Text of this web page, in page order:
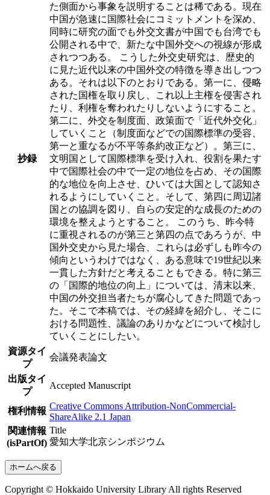
抄録
た側面から事象を説明することは稀である。現在
中国が急速に国際社会にコミットメントを深め、
同時に研究の面でも外交文書が中国でも台湾でも
公開される中で、新たな中国外交への視線が形成
されつつある。 こうした外交史研究は、歴史的
に見た近代以来の中国外交の特徴を導き出しつつ
ある。それは以下のとおりである。第一に、侵略
された国権を取り戻し、これ以上主権を侵害され
たり、利権を奪われたりしないようにすること。
第二に、外交を制度面、政策面で「近代外交化」
していくこと（制度面などでの国際標準の受容、
第一と重なるが不平等条約改正など）。第三に、
文明国として国際標準を受け入れ、役割を果たす
中で国際社会の中で一定の地位を占め、その国際
的な地位を向上させ、ひいては大国として認知さ
れるようにしていくこと。そして、第四に周辺諸
国との協調を図り、自らの安定的な成長のための
環境を整えようとすること。 このうち、昨今特
に重視されるのが第三と第四の点であろうが、中
国外交史から見た場合、これらは必ずしも昨今の
傾向というわけではなく、ある意味で19世紀以来
一貫した方針だと考えることもできる。特に第三
の「国際的地位の向上」については、清末以来、
中国の外交担当者たちが腐心してきた問題であっ
た。そこで本稿では、その経緯を紹介し、そこに
おける問題性、議論のありかなどについて検討し
ていくことにしたい。
資源タイ
プ
会議発表論文
出版タイ
プ
Accepted Manuscript
権利情報 Creative Commons Attribution-NonCommercial-
ShareAlike 2.1 Japan
関連情報
(isPartOf)
Title
愛知大学北京シンポジウム
ホームへ戻る
Copyright © Hokkaido University Library All rights Reserved